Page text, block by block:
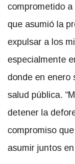
comprometido
que asumió la
expulsar a los
especialmente
donde en enero
salud pública.
detener la
compromiso
asumir juntos